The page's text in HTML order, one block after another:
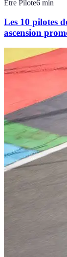
Être Pilote6 min
Les 10 pilotes
ascension